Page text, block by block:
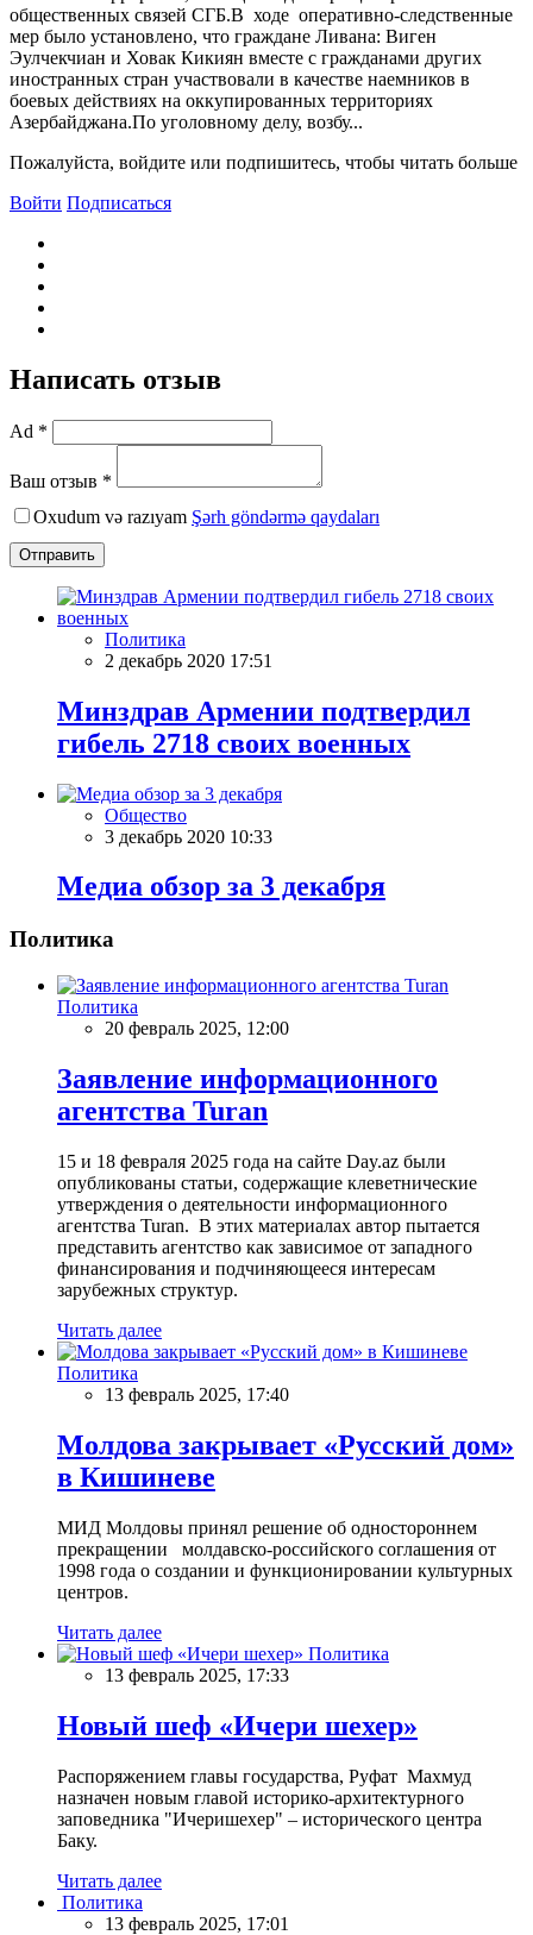
общественных связей СГБ.В ходе оперативно-следственные
мер было установлено, что граждане Ливана: Виген
Эулчекчиан и Ховак Кикиян вместе с гражданами других
иностранных стран участвовали в качестве наемников в
боевых действиях на оккупированных территориях
Азербайджана.По уголовному делу, возбу...
Пожалуйста, войдите или подпишитесь, чтобы читать больше
Войти Подписаться
Написать отзыв
Ad *
Ваш отзыв *
Oxudum və razıyam Şərh göndərmə qaydaları
Отправить
Политика
2 декабрь 2020 17:51
Минздрав Армении подтвердил
гибель 2718 своих военных
Общество
3 декабрь 2020 10:33
Meдиа обзор за 3 декабря
Политика
Политика
20 февраль 2025, 12:00
Заявление информационного
агентства Turan
15 и 18 февраля 2025 года на сайте Day.az были
опубликованы статьи, содержащие клеветнические
утверждения о деятельности информационного
агентства Turan. В этих материалах автор пытается
представить агентство как зависимое от западного
финансирования и подчиняющееся интересам
зарубежных структур.
Читать далее
Политика
13 февраль 2025, 17:40
Молдова закрывает «Русский дом»
в Кишиневе
МИД Молдовы принял решение об одностороннем
прекращении молдавско-российского соглашения от
1998 года о создании и функционировании культурных
центров.
Читать далее
Политика
13 февраль 2025, 17:33
Новый шеф «Ичери шехер»
Распоряжением главы государства, Руфат Махмуд
назначен новым главой историко-архитектурного
заповедника "Ичеришехер" – исторического центра
Баку.
Читать далее
Политика
13 февраль 2025, 17:01